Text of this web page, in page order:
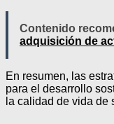
Contenido
adquisición de
En resumen, las
para el desarrollo
la calidad de vida de